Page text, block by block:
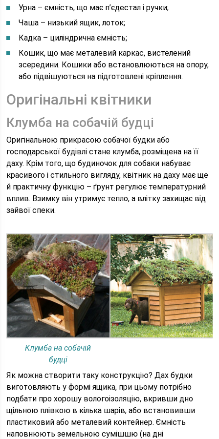
Урна – ємність, що має п’єдестал і ручки;
Чаша – низький ящик, лоток;
Кадка – циліндрична ємність;
Кошик, що має металевий каркас, вистелений
зсередини. Кошики або встановлюються на опору,
або підвішуються на підготовлені кріплення.
Оригінальні квітники
Клумба на собачій будці
Оригінальною прикрасою собачої будки або
господарської будівлі стане клумба, розміщена на її
даху. Крім того, що будиночок для собаки набуває
красивого і стильного вигляду, квітник на даху має ще
й практичну функцію – ґрунт регулює температурний
вплив. Взимку він утримує тепло, а влітку захищає від
зайвої спеки.
Клумба на собачій
будці
Як можна створити таку конструкцію? Дах будки
виготовляють у формі ящика, при цьому потрібно
подбати про хорошу вологоізоляцію, вкривши дно
щільною плівкою в кілька шарів, або встановивши
пластиковий або металевий контейнер. Ємність
наповнюють земельною сумішшю (на дні